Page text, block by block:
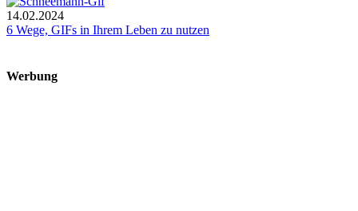
14.02.2024
6 Wege, GIFs in Ihrem Leben zu nutzen
Werbung